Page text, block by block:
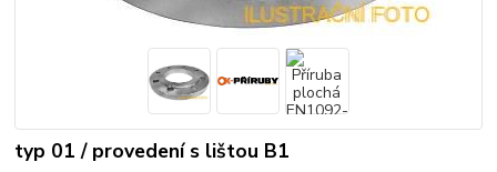
typ 01 / provedení s lištou B1